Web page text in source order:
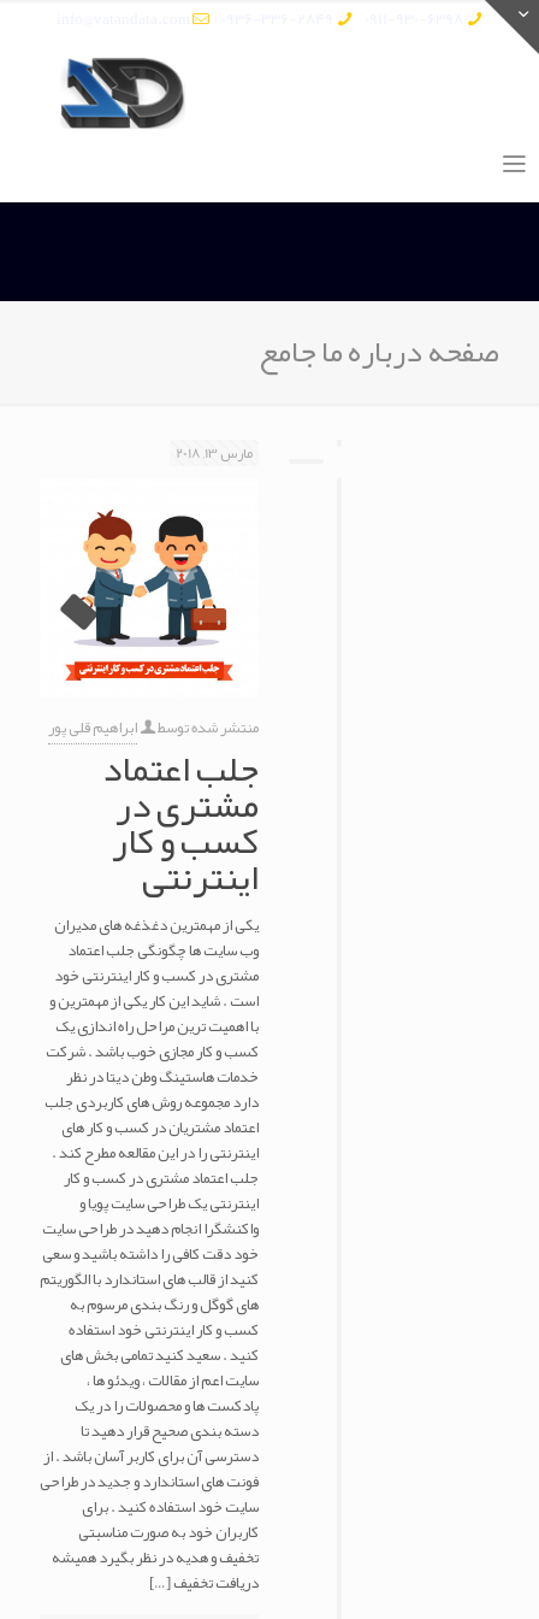
صفحه درباره ما جامع
مارس 13, 2018
منتشر شده توسط ابراهیم قلی پور
جلب اعتماد
مشتری در
کسب و کار
اینترنتی
یکی از مهمترین دغذغه های مدیران
وب سایت ها چگونگی جلب اعتماد
مشتری در کسب و کار اینترنتی خود
است . شاید این کار یکی از مهمترین و
با اهمیت ترین مراحل راه اندازی یک
کسب و کار مجازی خوب باشد . شرکت
خدمات هاستینگ وطن دیتا در نظر
دارد مجموعه روش های کاربردی جلب
اعتماد مشتریان در کسب و کار های
اینترنتی را در این مقالعه مطرح کند .
جلب اعتماد مشتری در کسب و کار
اینترنتی یک طراحی سایت پویا و
واکنشگرا انجام دهید در طراحی سایت
خود دقت کافی را داشته باشید و سعی
کنید از قالب های استاندارد با الگوریتم
های گوگل و رنگ بندی مرسوم به
کسب و کار اینترنتی خود استفاده
کنید . سعید کنید تمامی بخش های
سایت اعم از مقالات ، ویدئو ها ،
پادکست ها و محصولات را در یک
دسته بندی صحیح قرار دهید تا
دسترسی آن برای کاربر آسان باشد . از
فونت های استاندارد و جدید در طراحی
سایت خود استفاده کنید . برای
کاربران خود به صورت مناسبتی
تخفیف و هدیه در نظر بگیرد همیشه
دریافت تخفیف[…]